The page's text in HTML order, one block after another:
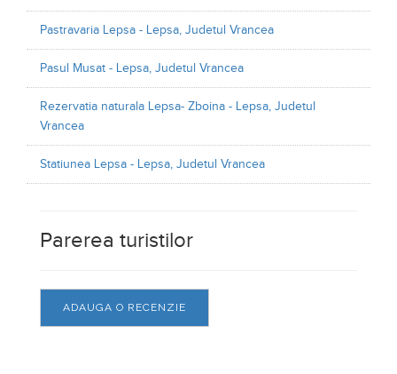
Pastravaria Lepsa - Lepsa, Judetul Vrancea
Pasul Musat - Lepsa, Judetul Vrancea
Rezervatia naturala Lepsa- Zboina - Lepsa, Judetul
Vrancea
Statiunea Lepsa - Lepsa, Judetul Vrancea
Parerea turistilor
ADAUGA O RECENZIE